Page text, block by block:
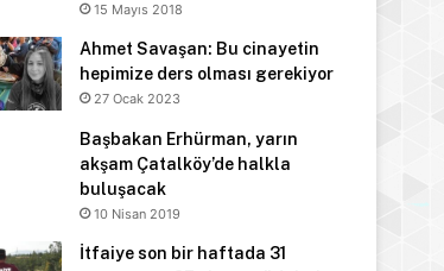
15 Mayıs 2018
Ahmet Savaşan: Bu cinayetin
hepimize ders olması gerekiyor
27 Ocak 2023
Başbakan Erhürman, yarın
akşam Çatalköy’de halkla
buluşacak
10 Nisan 2019
İtfaiye son bir haftada 31